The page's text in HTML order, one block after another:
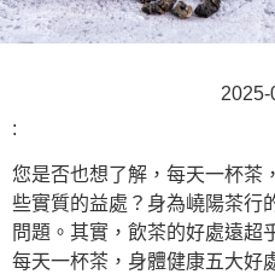
2025-
:
您是否也想了解，每天一杯茶
些實質的益處？身為嶢陽茶行
問題。其實，飲茶的好處遠超
每天一杯茶，身體健康五大好